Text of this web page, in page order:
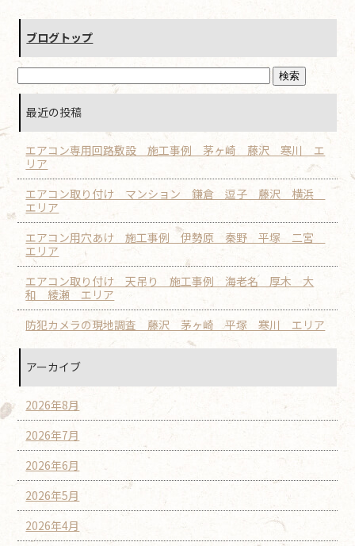
ブログトップ
最近の投稿
エアコン専用回路敷設 施工事例 茅ヶ崎 藤沢 寒川 エ
リア
エアコン取り付け マンション 鎌倉 逗子 藤沢 横浜
エリア
エアコン用穴あけ 施工事例 伊勢原 秦野 平塚 二宮
エリア
エアコン取り付け 天吊り 施工事例 海老名 厚木 大
和 綾瀬 エリア
防犯カメラの現地調査 藤沢 茅ヶ崎 平塚 寒川 エリア
アーカイブ
2026年8月
2026年7月
2026年6月
2026年5月
2026年4月